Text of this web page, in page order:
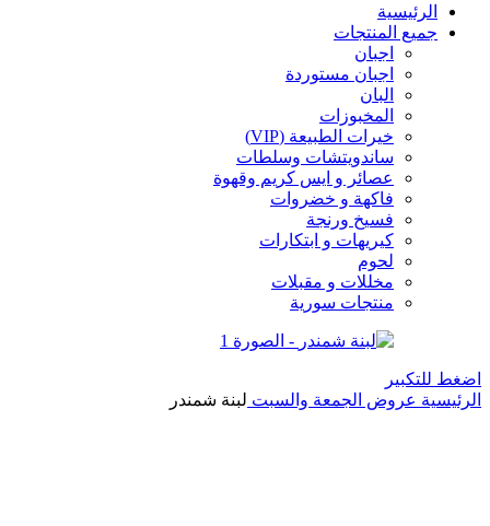
الرئيسية
جميع المنتجات
اجبان
اجبان مستوردة
البان
المخبوزات
خيرات الطبيعة (VIP)
ساندويتشات وسلطات
عصائر و ايس كريم وقهوة
فاكهة و خضروات
فسيخ ورنجة
كيريهات و ابتكارات
لحوم
مخللات و مقبلات
منتجات سورية
اضغط للتكبير
الرئيسية عروض الجمعة والسبت لبنة شمندر